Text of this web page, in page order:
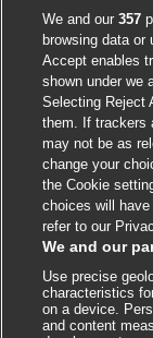
External
opens
in
a
new
window
External
link
opens
in
a
new
window
link
in
a
© BMJ Publishing
ISSN 2515-9615
Cookie
We and our 357
browsing data or
Accept enables
shown under we
Selecting Reject
them. If trackers
may not be as
change your
the Cookie
choices will
refer to our
We and our
Use precise
characteristics
on a device.
and content